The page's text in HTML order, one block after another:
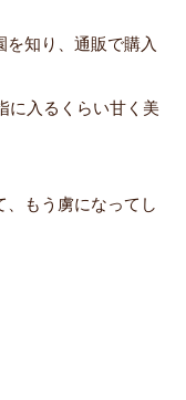
知り、通販で購入
に入るくらい甘く美
、もう虜になってし